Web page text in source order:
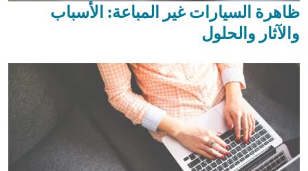
ظاهرة السيارات غير المباعة: الأسباب
والآثار والحلول